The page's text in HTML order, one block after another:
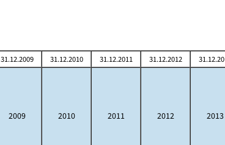
31.12.2009 31.12.2010 31.12.2011 31.12.2012
2009 2010 2011 2012 2013